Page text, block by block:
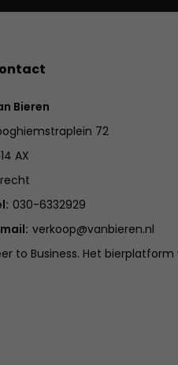
Bieren
72
AX
030-6332929
verkoop@vanbieren.nl
to Business. Het bierplatform